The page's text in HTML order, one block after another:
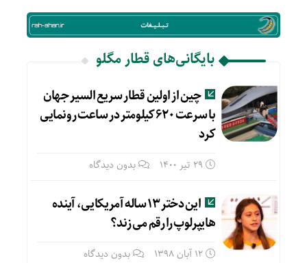
بایگانی‌های قطار مگلو
چین از اولین قطار سریع السیر جهان
با سرعت ۶۲۰ کیلومتر در ساعت رونمایی
کرد
29 تیر 1400 بدون دیدگاه
این دختر ۱۳ ساله آمریکایی، آینده
هایپرلوپ را رقم می زند؟
12 آبان 1398 بدون دیدگاه